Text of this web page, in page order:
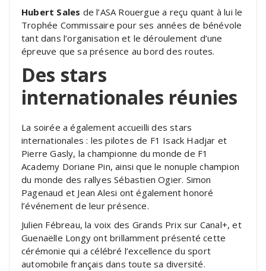
Hubert Sales de l’ASA Rouergue a reçu quant à lui le
Trophée Commissaire pour ses années de bénévole
tant dans l’organisation et le déroulement d’une
épreuve que sa présence au bord des routes.
Des stars
internationales réunies
La soirée a également accueilli des stars
internationales : les pilotes de F1 Isack Hadjar et
Pierre Gasly, la championne du monde de F1
Academy Doriane Pin, ainsi que le nonuple champion
du monde des rallyes Sébastien Ogier. Simon
Pagenaud et Jean Alesi ont également honoré
l’événement de leur présence.
Julien Fébreau, la voix des Grands Prix sur Canal+, et
Guenaëlle Longy ont brillamment présenté cette
cérémonie qui a célébré l’excellence du sport
automobile français dans toute sa diversité.